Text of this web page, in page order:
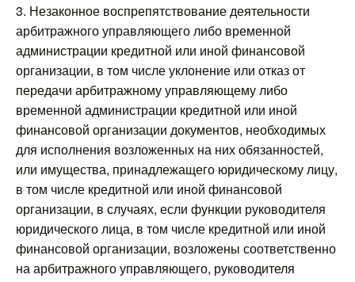
3. Незаконное воспрепятствование деятельности
арбитражного управляющего либо временной
администрации кредитной или иной финансовой
организации, в том числе уклонение или отказ от
передачи арбитражному управляющему либо
временной администрации кредитной или иной
финансовой организации документов, необходимых
для исполнения возложенных на них обязанностей,
или имущества, принадлежащего юридическому лицу,
в том числе кредитной или иной финансовой
организации, в случаях, если функции руководителя
юридического лица, в том числе кредитной или иной
финансовой организации, возложены соответственно
на арбитражного управляющего, руководителя